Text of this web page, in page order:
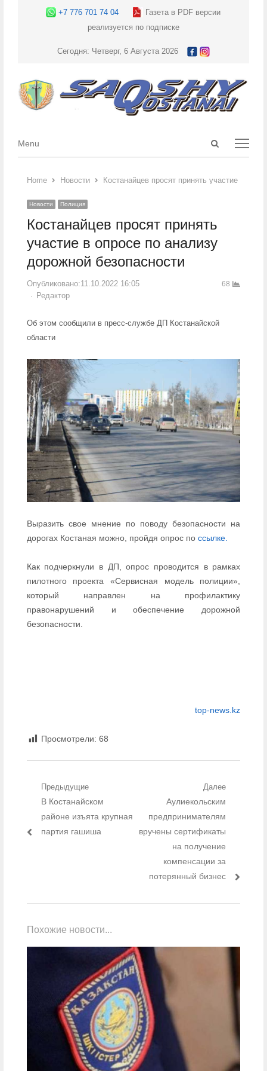
+7 776 701 74 04
Газета в PDF версии
реализуется по подписке
Сегодня: Четверг, 6 Августа 2026
Open
Menu
Menu
Home Новости Костанайцев просят принять участие в
Новости Полиция
Костанайцев просят принять
участие в опросе по анализу
дорожной безопасности
Опубликовано:11.10.2022 16:05
Author
Редактор
68
Об этом сообщили в пресс-службе ДП Костанайской
области
Выразить свое мнение по поводу безопасности на
дорогах Костаная можно, пройдя опрос по ссылке.
Как подчеркнули в ДП, опрос проводится в рамках
пилотного проекта «Сервисная модель полиции»,
который направлен на профилактику
правонарушений и обеспечение дорожной
безопасности.
top-news.kz
Просмотрели: 68
Навигация по записям
Предыдущие
Предыдущий пост:
В Костанайском
районе изъята крупная
партия гашиша
Далее
Следующий пост:
Аулиекольским
предпринимателям
вручены сертификаты
на получение
компенсации за
потерянный бизнес
Похожие новости...